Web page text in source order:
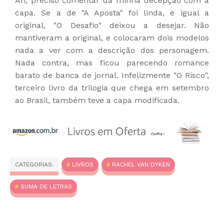
capa. Se a de "A Aposta" foi linda, e igual a
original, "O Desafio" deixou a desejar. Não
mantiveram a original, e colocaram dois modelos
nada a ver com a descrição dos personagem.
Nada contra, mas ficou parecendo romance
barato de banca de jornal. Infelizmente "O Risco",
terceiro livro da trilogia que chega em setembro
ao Brasil, também teve a capa modificada.
CATEGORIAS: LIVROS RACHEL VAN DYKEN
SUMA DE LETRAS